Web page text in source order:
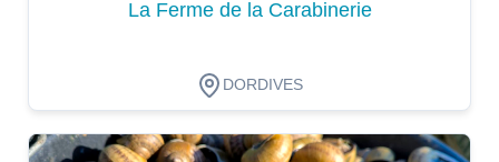
La Ferme de la Carabinerie
DORDIVES